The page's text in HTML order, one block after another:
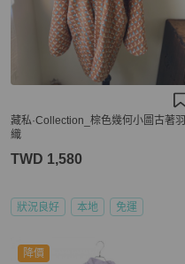
藏私·Collection_棕色幾何小圖古著羽
織
TWD 1,580
狀況良好 本地 免運
降價